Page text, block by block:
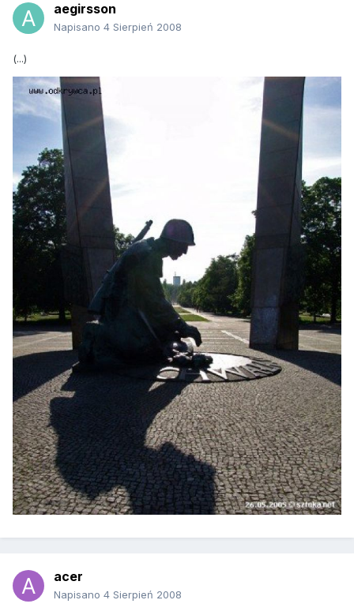
aegirsson
Napisano 4 Sierpień 2008
(...)
acer
Napisano 4 Sierpień 2008